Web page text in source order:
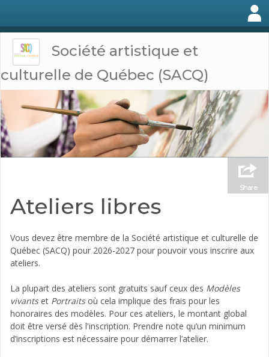
Société artistique et
culturelle de Québec (SACQ)
Share
Ateliers libres
Vous devez être membre de la Société artistique et culturelle de
Québec (SACQ) pour 2026-2027 pour pouvoir vous inscrire aux
ateliers.
La plupart des ateliers sont gratuits sauf ceux des Modèles
vivantset Portraitsoù cela implique des frais pour les
honoraires des modèles. Pour ces ateliers, le montant global
doit être versé dès l'inscription. Prendre note qu’un minimum
d’inscriptions est nécessaire pour démarrer l’atelier.